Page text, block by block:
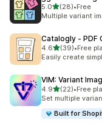
5.05つ星中
(28)
合計レビュー数：28
•Free
Multiple variant
Catalogly ‑ PDF
4.65つ星中
(39)
合計レビュー数：39
•Free
Easily create
VIM: Variant
4.95つ星中
(22)
合計レビュー数：22
•Free
Set multiple
Built for